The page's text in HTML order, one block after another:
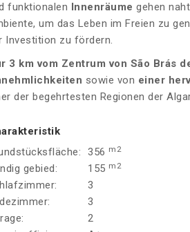
funktionalen Innenräume gehen
um das Leben im Freien zu
Investition zu fördern.
3 km vom Zentrum von São Brás
sowie von einer
der begehrtesten Regionen der
356 m2
gebied: 155 m2
3
3
2